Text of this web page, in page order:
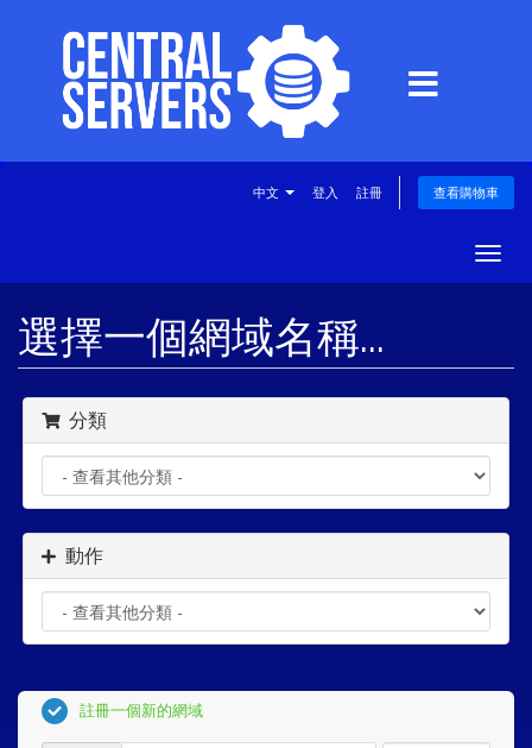
中文 登入 註冊 查看購物車
選擇一個網域名稱...
分類
動作
註冊一個新的網域